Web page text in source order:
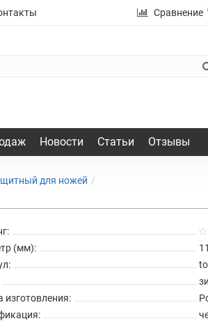
Сравнение
Новости Статьи Отзывы
для ножей
(мм):
изготовления: